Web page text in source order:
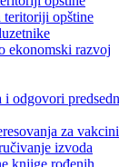
teritoriji opštine
ekonomski razvoj
i odgovori
za
izvoda
knjige rođenih